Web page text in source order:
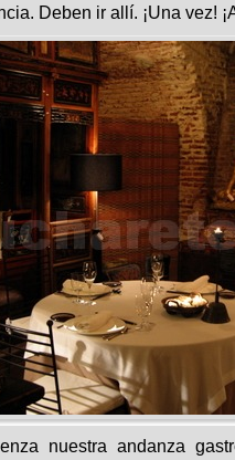
Deben ir allí. ¡Una vez!
nuestra andanza